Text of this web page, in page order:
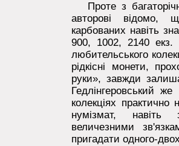
Проте з
авторові відомо,
карбованих навіть
900, 1002, 2140 екз.
любительського
рідкісні монети,
руки», завжди
Гедлінгеровський
колекціях
нумізмат,
величезними
пригадати одного-